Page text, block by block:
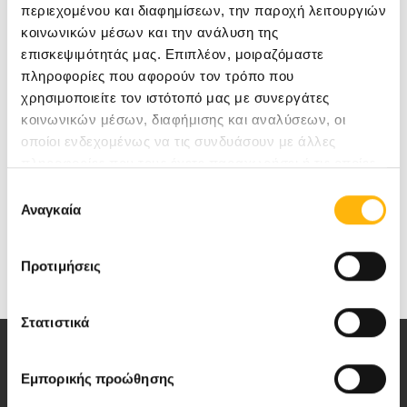
περιεχομένου και διαφημίσεων, την παροχή λειτουργιών
κοινωνικών μέσων και την ανάλυση της
επισκεψιμότητάς μας. Επιπλέον, μοιραζόμαστε
πληροφορίες που αφορούν τον τρόπο που
χρησιμοποιείτε τον ιστότοπό μας με συνεργάτες
κοινωνικών μέσων, διαφήμισης και αναλύσεων, οι
οποίοι ενδεχομένως να τις συνδυάσουν με άλλες
των υπηρεσιών τους.
συγκατάθεσης
Αναγκαία
Προτιμήσεις
Στατιστικά
Εμπορικής προώθησης
Για περισσότερες πληροφορίες: Νάνσυ
Χριστοπούλου, Εμπορική Διεύθυνση Ομίλου ΙΑΣΩ,